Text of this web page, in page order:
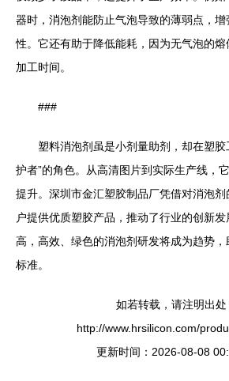
器时，消泡剂能防止气泡导致的薄弱点，
性。它还有助于降低能耗，因为无气泡的
加工时间。
###
塑料消泡剂虽是小剂量助剂，却在塑
护者”的角色。从高清图片到实际生产线，
提升。深圳市金汇塑胶制品厂凭借对消泡
户提供优质塑胶产品，推动了行业的创新
高，高效、绿色的消泡剂研发将成为趋势
标准。
如若转载，请注明出处
http://www.hrsilicon.com/
更新时间：2026-08-08